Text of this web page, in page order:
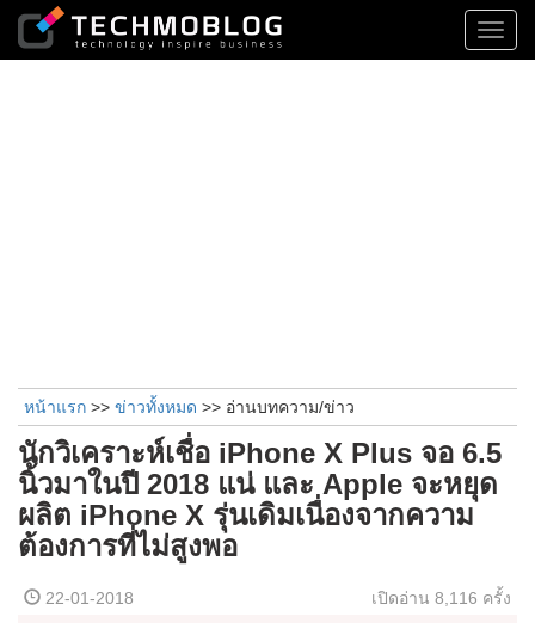
หน้าแรก >> ข่าวทั้งหมด >> อ่านบทความ/ข่าว
นักวิเคราะห์เชื่อ iPhone X Plus จอ 6.5
นิ้วมาในปี 2018 แน่ และ Apple จะหยุด
ผลิต iPhone X รุ่นเดิมเนื่องจากความ
ต้องการที่ไม่สูงพอ
22-01-2018 เปิดอ่าน 8,116 ครั้ง